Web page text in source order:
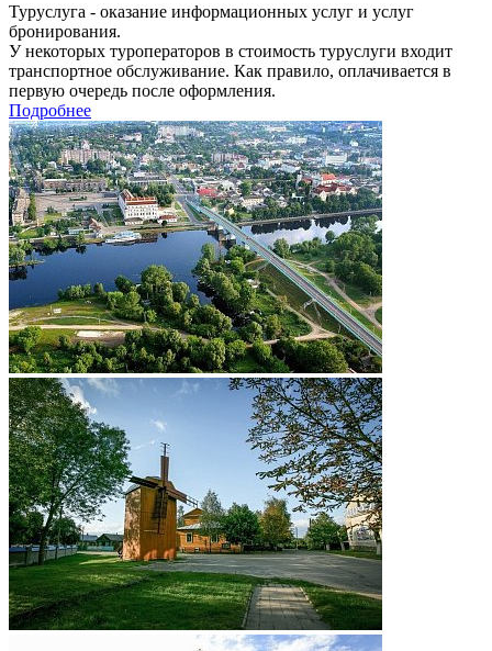
Туруслуга - оказание информационных услуг и услуг
бронирования.
У некоторых туроператоров в стоимость туруслуги входит
транспортное обслуживание. Как правило, оплачивается в
первую очередь после оформления.
Подробнее